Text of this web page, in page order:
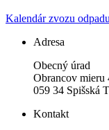
Kalendár zvozu odpadu
Adresa
Obecný úrad
Obrancov mieru
059 34 Spišská
Kontakt